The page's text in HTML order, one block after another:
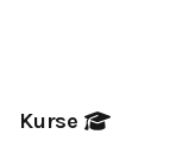
Kurse